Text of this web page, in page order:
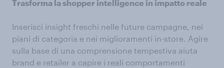
Trasforma la shopper intelligence in impatto reale
Inserisci insight freschi nelle future campagne, nei
piani di categoria e nei miglioramenti in-store. Agire
sulla base di una comprensione tempestiva aiuta
brand e retailer a capire i reali comportamenti